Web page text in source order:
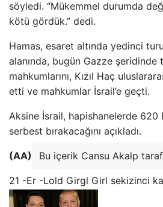
söyledi. “Mükemmel durumda
kötü gördük.” dedi.
Hamas, esaret altında yedinci
alanında, bugün Gazze şeridinde
mahkumlarını, Kızıl Haç
etti ve mahkumlar İsrail’e geçti.
Aksine İsrail, hapishanelerde 620
serbest bırakacağını açıkladı.
(AA) Bu içerik Cansu Akalp
21 -Er -Lold Girgl Girl sekizinci